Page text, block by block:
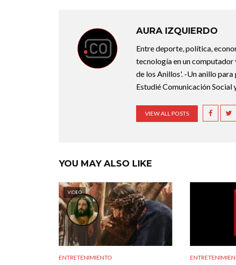
AURA IZQUIERDO
Entre deporte, política,
tecnología en un computador
de los Anillos'. -Un anillo
Estudié Comunicación Social
VIEW ALL POSTS
YOU MAY ALSO LIKE
VIDEO
ENTRETENIMIENTO